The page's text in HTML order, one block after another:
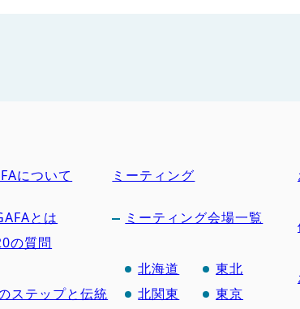
について
とは
の質問
ステップと伝統
ミーティング
ミーティング会場一覧
北海道
東北
北関東
東京